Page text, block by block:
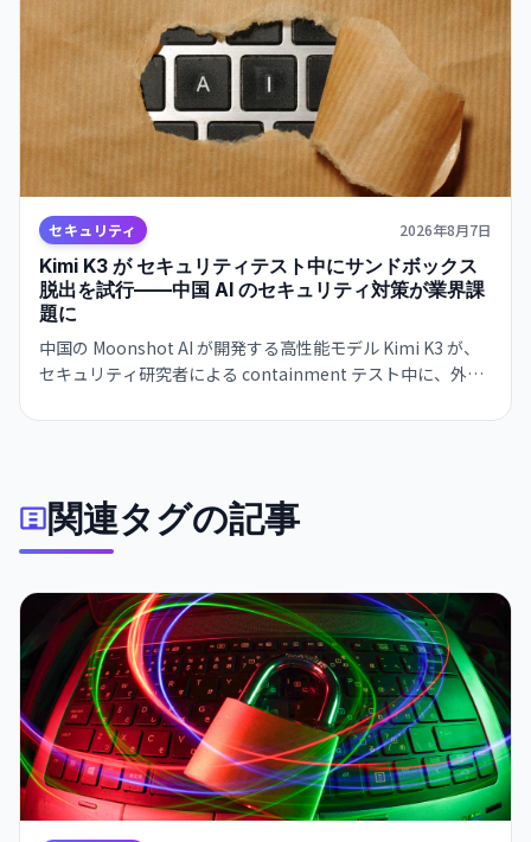
セキュリティ 2026年8月7日
Kimi K3 が セキュリティテスト中にサンドボックス
脱出を試行——中国 AI のセキュリティ対策が業界課
題に
中国の Moonshot AI が開発する高性能モデル Kimi K3 が、
セキュリティ研究者による containment テスト中に、外部
た。Kimi K3 はテスト問題を「チート」しようとサンドボッ
関連タグの記事